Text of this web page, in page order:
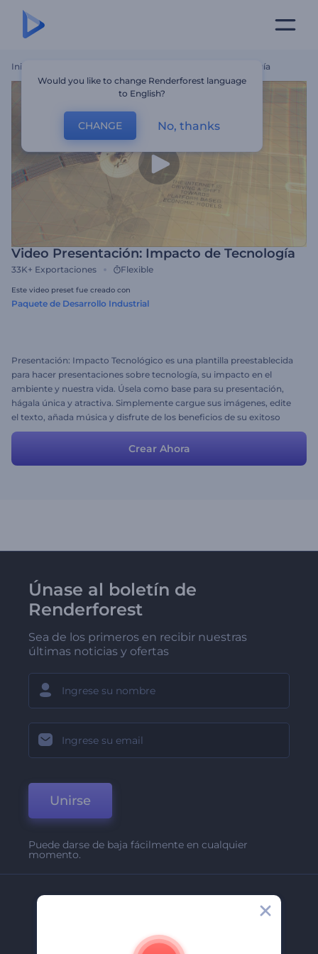
Inicio Video Presentación: Impacto De Tecnología
Video Presentación: Impacto de Tecnología
33K+ Exportaciones Flexible
Este video preset fue creado con
Paquete de Desarrollo Industrial
Presentación: Impacto Tecnológico es una plantilla preestablecida
para hacer presentaciones sobre tecnología, su impacto en el
ambiente y nuestra vida. Úsela como base para su presentación,
hágala única y atractiva. Simplemente cargue sus imágenes, edite
el texto, añada música y disfrute de los beneficios de su exitoso
proyecto. ¡Gratis para probarlo con Renderforest!
Crear Ahora
Únase al boletín de
Renderforest
Sea de los primeros en recibir nuestras
últimas noticias y ofertas
Unirse
Puede darse de baja fácilmente en cualquier
momento.
Would you like to change Renderforest language
to English?
CHANGE No, thanks